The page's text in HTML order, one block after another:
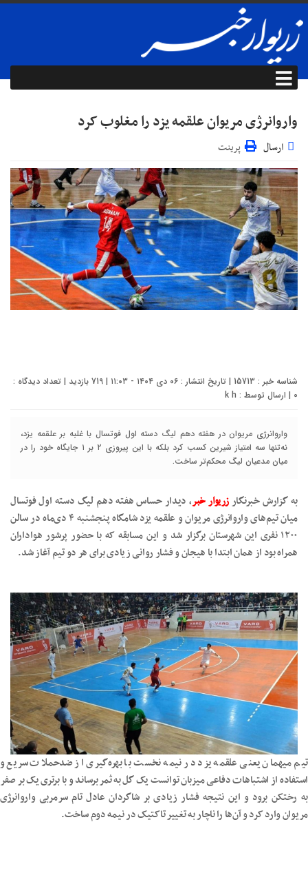
واروانرژی مریوان علقمه یزد را مغلوب کرد
ارسال پرینت
شناسه خبر : 15713 | تاریخ انتشار : ۰۶ دی ۱۴۰۴ - ۱۱:۰۳ | 719 بازدید | تعداد دیدگاه :
0 | ارسال توسط : k h
واروانرژی مریوان در هفته دهم لیگ دسته اول فوتسال با غلبه بر علقمه یزد،
نه‌تنها سه امتیاز شیرین کسب کرد بلکه با این پیروزی ۲ بر ۱ جایگاه خود را در
میان مدعیان لیگ محکم‌تر ساخت.
به گزارش خبرنگارزریوار خبر، دیدار حساس هفته دهم لیگ دسته اول فوتسال
میان تیم‌های واروانرژی مریوان و علقمه یزد شامگاه پنجشنبه ۴ دی‌ماه در سالن
۱۲۰۰ نفری این شهرستان برگزار شد و این مسابقه که با حضور پرشور هواداران
همراه بود از همان ابتدا با هیجان و فشار روانی زیادی برای هر دو تیم آغاز شد.‌
تیم میهمان یعنی علقمه یزد در نیمه نخست با بهره‌گیری از ضدحملات سریع و
استفاده از اشتباهات دفاعی میزبان توانست یک گل به ثمر برساند و با برتری یک بر صفر
به رختکن برود و این نتیجه فشار زیادی بر شاگردان عادل تام سرمربی واروانرژی
مریوان وارد کرد و آن‌ها را ناچار به تغییر تاکتیک در نیمه دوم ساخت.